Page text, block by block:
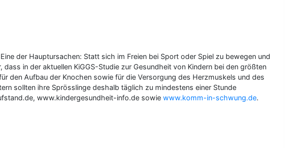
der Hauptursachen: Statt sich im Freien bei Sport oder Spiel zu bewegen und
in der aktuellen KiGGS-Studie zur Gesundheit von Kindern bei den größten
den Aufbau der Knochen sowie für die Versorgung des Herzmuskels und des
sollten ihre Sprösslinge deshalb täglich zu mindestens einer Stunde
www.kindergesundheit-info.de sowie www.komm-in-schwung.de.